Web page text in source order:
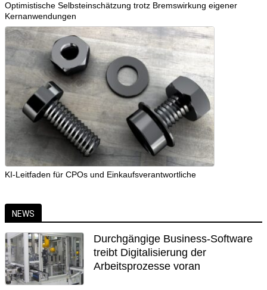
Optimistische Selbsteinschätzung trotz Bremswirkung eigener
Kernanwendungen
KI-Leitfaden für CPOs und Einkaufsverantwortliche
NEWS
Durchgängige Business-Software
treibt Digitalisierung der
Arbeitsprozesse voran